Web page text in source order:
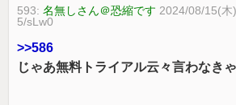
593:名無しさん＠恐縮です 2024/08/15(
5/sLw0
>>586
じゃあ無料トライアル云々言わなき